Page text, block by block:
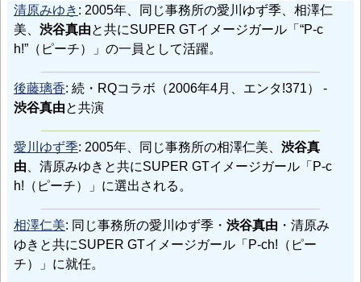
清原みゆき : 2005年、同じ事務所の愛川ゆず季、相澤仁
美、 渋谷真由と共にSUPER GTイメージガール「“P-c
h!”（ピーチ）」の一員として活躍。
後藤璃香: 続・RQコラボ（2006年4月、エンタ!371） -
渋谷真由と共演
愛川ゆず季: 2005年、同じ事務所の相澤仁美、 渋谷真
由 、清原みゆきと共にSUPER GTイメージガール「P-c
h!（ピーチ）」に選出される。
相澤仁美: 同じ事務所の愛川ゆず季・ 渋谷真由 ・清原み
ゆきと共にSUPER GTイメージガール「P-ch!（ピー
チ）」に就任。